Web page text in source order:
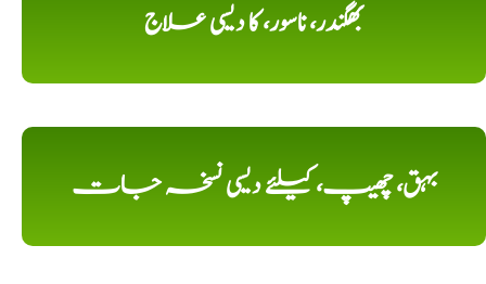
بھگندر، ناسور، کا دیسی علاج
بہق، چھیپ، کیلئے دیسی نسخہ جات